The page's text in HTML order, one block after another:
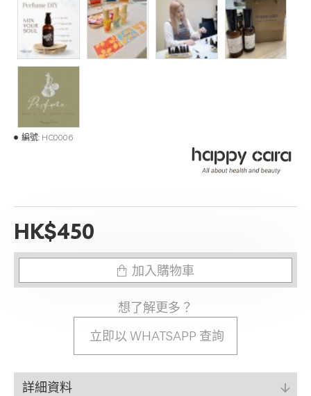
HK$450
編號: HC0006
加入購物車
想了解更多？
立即以 WHATSAPP 查詢
詳細資料